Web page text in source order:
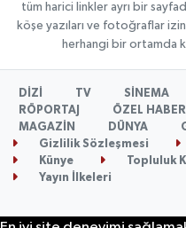
tüm harici linkler ayrı bir
köşe yazıları ve fotoğraflar
herhangi bir ortamda
DİZİ TV SİNEMA
RÖPORTAJ
ÖZEL HABER
MAGAZİN
DÜNYA
Gizlilik Sözleşmesi
Künye
Topluluk
Yayın İlkeleri